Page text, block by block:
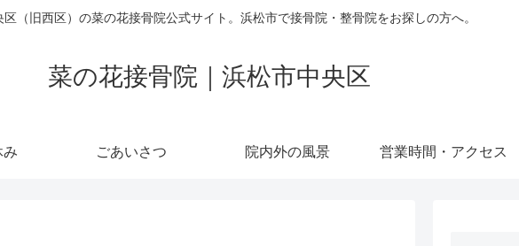
区（旧西区）の菜の花接骨院公式サイト。浜松市で接骨院・整骨院をお探しの方へ。
菜の花接骨院｜浜松市中央区
み ごあいさつ 院内外の風景 営業時間・アクセス